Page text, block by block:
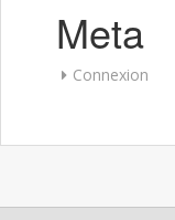
Meta
Connexion